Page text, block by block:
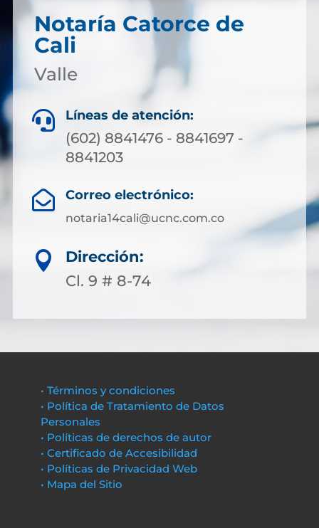
Notaría Catorce de
Cali
Valle
 Líneas de atención:
(602) 8841476 - 8841697 -
8841203
 Correo electrónico:
notaria14cali@ucnc.com.co

Dirección:
Cl. 9 # 8-74
• Términos y condiciones
• Política de Tratamiento de Datos
Personales
• Políticas de derechos de autor
• Certificado de Accesibilidad
• Políticas de Privacidad Web
• Mapa del Sitio